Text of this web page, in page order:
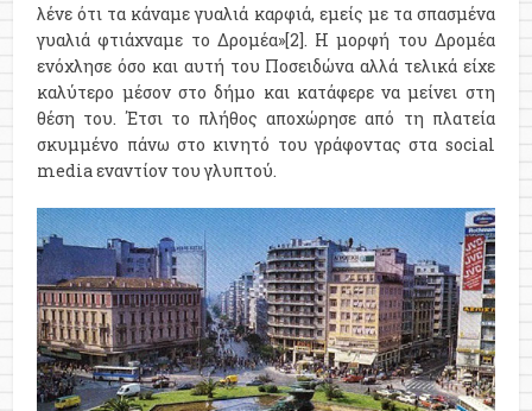
λένε ότι τα κάναμε γυαλιά καρφιά, εμείς με τα σπασμένα
γυαλιά φτιάχναμε το Δρομέα»[2]. Η μορφή του Δρομέα
ενόχλησε όσο και αυτή του Ποσειδώνα αλλά τελικά είχε
καλύτερο μέσον στο δήμο και κατάφερε να μείνει στη
θέση του. Έτσι το πλήθος αποχώρησε από τη πλατεία
σκυμμένο πάνω στο κινητό του γράφοντας στα social
media εναντίον του γλυπτού.